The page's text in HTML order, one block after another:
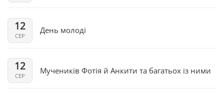
12
СЕР
День молоді
12
СЕР
Мучеників Фотія й Анкити та багатьох із ними